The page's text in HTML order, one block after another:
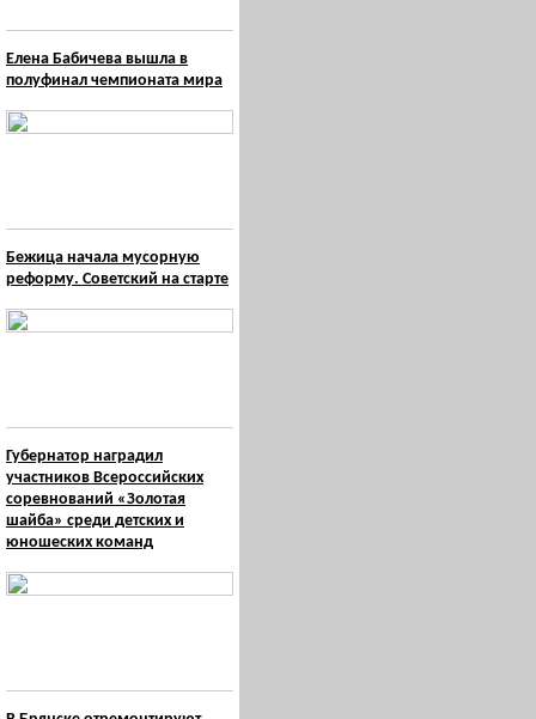
Елена Бабичева вышла в
полуфинал чемпионата мира
Бежица начала мусорную
реформу. Советский на старте
Губернатор наградил
участников Всероссийских
соревнований «Золотая
шайба» среди детских и
юношеских команд